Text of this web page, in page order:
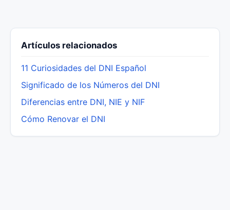
Artículos relacionados
11 Curiosidades del DNI Español
Significado de los Números del DNI
Diferencias entre DNI, NIE y NIF
Cómo Renovar el DNI